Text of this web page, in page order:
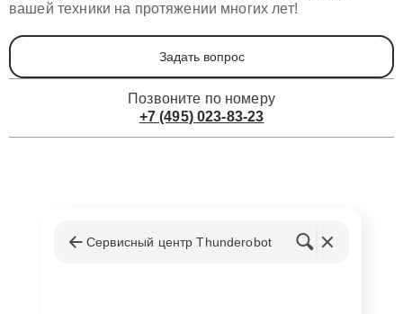
вашей техники на протяжении многих лет!
Задать вопрос
Позвоните по номеру
+7 (495) 023-83-23
Сервисный центр Thunderobot